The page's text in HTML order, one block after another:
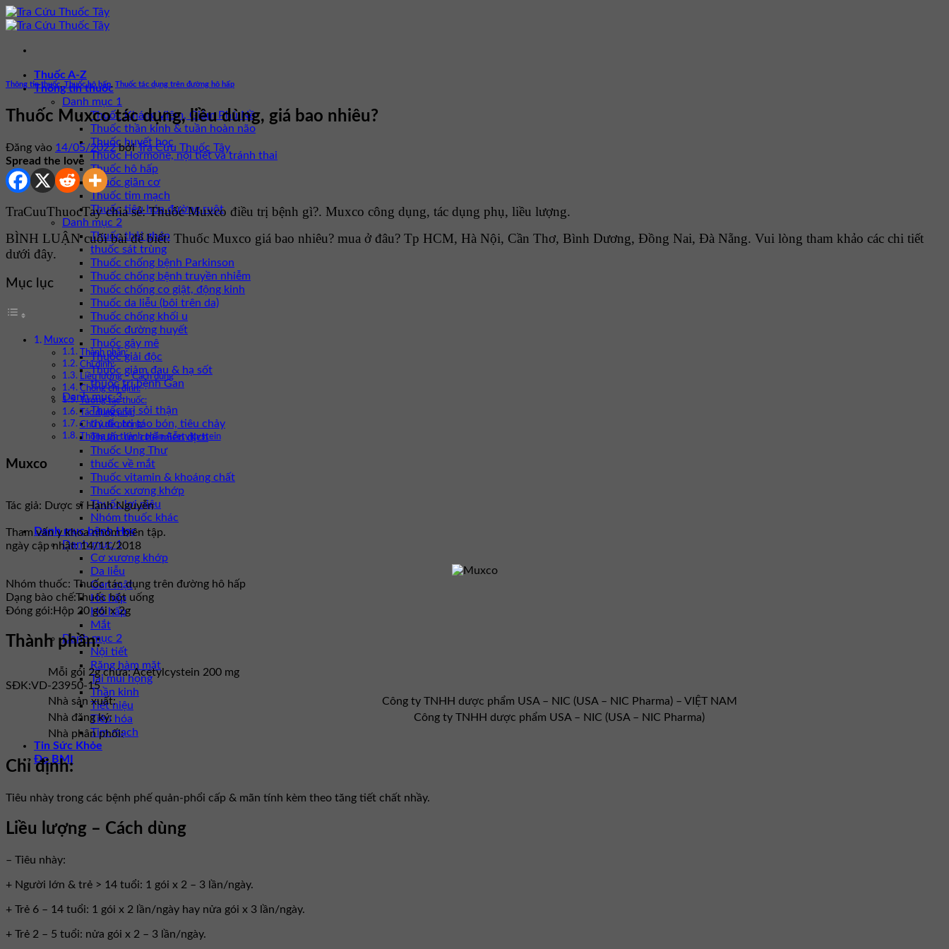
Bỏ
qua
dung
Thuốc A-Z
Thông tin thuốc
Danh mục 1
Thuốc Kháng Viêm, Giảm Phù Nề
Thuốc thần kinh & tuần hoàn não
Thuốc huyết học
Thuốc Hormone, nội tiết và tránh thai
Thuốc hô hấp
Thuốc giãn cơ
Thuốc tim mạch
Thuốc tiêu hóa đường ruột
Danh mục 2
Thuốc thải ghép
thuốc sát trùng
Thuốc chống bệnh Parkinson
Thuốc chống bệnh truyền nhiễm
Thuốc chống co giật, động kinh
Thuốc da liễu (bôi trên da)
Thuốc chống khối u
Thuốc đường huyết
Thuốc gây mê
Thuốc giải độc
Thuốc giảm đau & hạ sốt
thuốc trị bệnh Gan
Danh mục 3
Thuốc trị sỏi thận
thuốc trị táo bón, tiêu chảy
Thuốc ức chế miễn dịch
Thuốc Ung Thư
thuốc về mắt
Thuốc vitamin & khoáng chất
Thuốc xương khớp
Thuốc lợi niệu
Nhóm thuốc khác
Danh mục bệnh Học
Danh mục 1
Cơ xương khớp
Da liễu
Gan mật
Hô hấp
Hô hấp
Mắt
Danh mục 2
Nội tiết
Răng hàm mặt
Tai mũi họng
Thần kinh
Tiết niệu
Tiêu hóa
Tim mạch
Tin Sức Khỏe
Đo BMI
Thông tin thuốc Thuốc hô hấp Thuốc tác dụng trên đường hô hấp
Thuốc Muxco tác dụng, liều dùng, giá bao nhiêu?
Đăng vào 14/05/2022 bởiTra Cứu Thuốc Tây
Spread the love
TraCuuThuocTay chia sẻ: Thuốc Muxco điều trị bệnh gì?. Muxco công dụng, tác dụng phụ, liều lượng.
BÌNH LUẬN cuối bài để biết: Thuốc Muxco giá bao nhiêu? mua ở đâu? Tp HCM, Hà Nội, Cần Thơ, Bình Dương, Đồng Nai, Đà Nẵng. Vui lòng tham khảo các chi tiết
dưới đây.
Mục lục
Muxco
Thành phần:
Chỉ định:
Liều lượng – Cách dùng
Chống chỉ định:
Tương tác thuốc:
Tác dụng phụ:
Chú ý đề phòng:
Thông tin thành phần Acetylcystein
Muxco
Tác giả: Dược sĩ Hạnh Nguyễn
Tham vấn y khoa nhóm biên tập.
ngày cập nhật: 14/11/2018
Nhóm thuốc: Thuốc tác dụng trên đường hô hấp
Dạng bào chế:Thuốc bột uống
Đóng gói: Hộp 20 gói x 2g
Thành phần:
Mỗi gói 2g chứa: Acetylcystein 200 mg
SĐK:VD-23950-15
Nhà sản xuất:
Công ty TNHH dược phẩm USA – NIC (USA – NIC Pharma) – VIỆT NAM
Nhà đăng ký:
Công ty TNHH dược phẩm USA – NIC (USA – NIC Pharma)
Nhà phân phối:
Chỉ định:
Tiêu nhày trong các bệnh phế quản-phổi cấp & mãn tính kèm theo tăng tiết chất nhầy.
Liều lượng – Cách dùng
– Tiêu nhày:
+ Người lớn & trẻ > 14 tuổi: 1 gói x 2 – 3 lần/ngày.
+ Trẻ 6 – 14 tuổi: 1 gói x 2 lần/ngày hay nửa gói x 3 lần/ngày.
+ Trẻ 2 – 5 tuổi: nửa gói x 2 – 3 lần/ngày.